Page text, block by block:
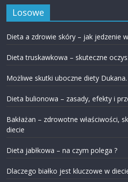
Losowe
Dieta a zdrowie skóry – jak jedzenie
Dieta truskawkowa – skuteczne
Możliwe skutki uboczne diety Dukana.
Dieta bulionowa – zasady, efekty i
Bakłażan – zdrowotne właściwości,
diecie
Dieta jabłkowa – na czym polega ?
Dlaczego białko jest kluczowe w